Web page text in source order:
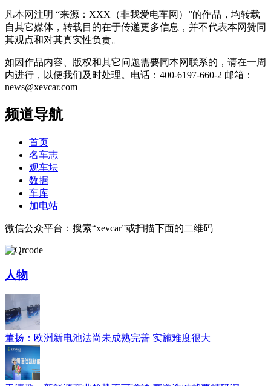
凡本网注明 “来源：XXX（非我爱电车网）”的作品，均转载
自其它媒体，转载目的在于传递更多信息，并不代表本网赞同
其观点和对其真实性负责。
如因作品内容、版权和其它问题需要同本网联系的，请在一周
内进行，以便我们及时处理。电话：400-6197-660-2 邮箱：
news@xevcar.com
频道导航
首页
名车志
观车坛
数据
车库
加电站
微信公众平台：搜索“xevcar”或扫描下面的二维码
人物
董扬：欧洲新电池法尚未成熟完善 实施难度很大